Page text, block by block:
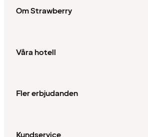
Om Strawberry
Våra hotell
Fler erbjudanden